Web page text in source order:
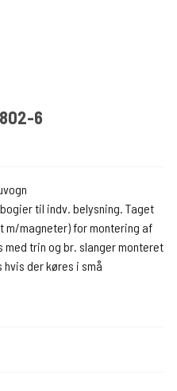
6
til indv. belysning. Taget
m/magneter) for montering af
med trin og br. slanger monteret
der køres i små